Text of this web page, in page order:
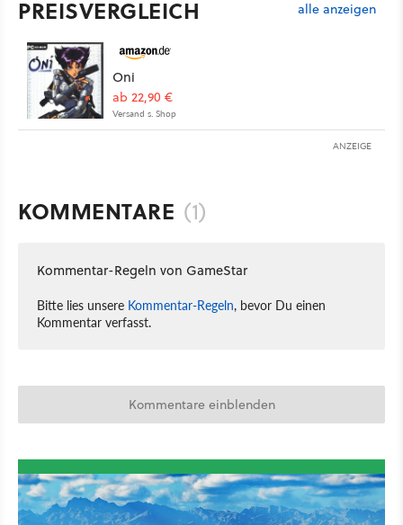
PREISVERGLEICH alle anzeigen
Oni
ab 22,90 €
Versand s. Shop
ANZEIGE
KOMMENTARE (1)
Kommentar-Regeln von GameStar
Bitte lies unsere Kommentar-Regeln, bevor Du einen
Kommentar verfasst.
Kommentare einblenden